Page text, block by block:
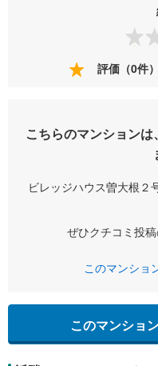
評価（0件）
こちらのマンション
ビレッジハウス曽大根２
ぜひクチコミ投
このマンショ
このマンショ